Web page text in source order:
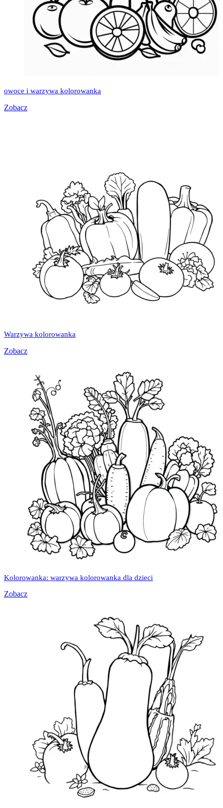
owoce i warzywa kolorowanka
Zobacz
Warzywa kolorowanka
Zobacz
Kolorowanka: warzywa kolorowanka dla dzieci
Zobacz